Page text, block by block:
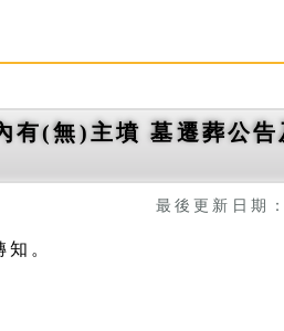
有(無)主墳 墓遷葬公告
最後更新日期
。